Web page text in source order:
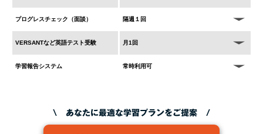
プログレスチェック（面談） 隔週１回
VERSANTなど英語テスト受験 月1回
学習報告システム 常時利用可
\ あなたに最適な学習プランをご提案 /